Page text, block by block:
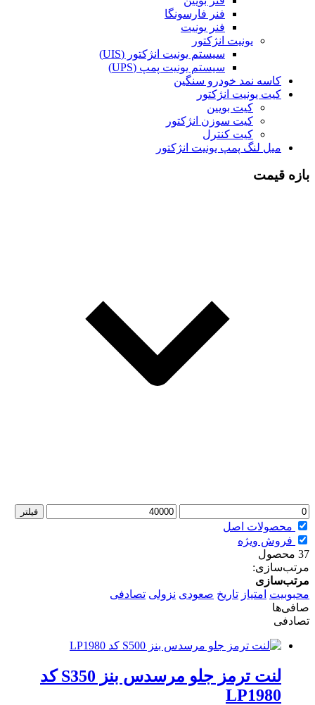
فنر فارسونگا
فنر یونیت
یونیت انژکتور
سیستم یونیت انژکتور (UIS)
سیستم یونیت پمپ (UPS)
کاسه نمد خودرو سنگین
کیت یونیت انژکتور
کیت بویین
کیت سوزن انژکتور
کیت کنترل
میل لنگ پمپ یونیت انژکتور
بازه قیمت
حداقل
قیمت
حداکثر
فیلتر
محصولات اصل
فروش ویژه
37 محصول
مرتب‌سازی:
مرتب‌سازی
محبوبیت امتیاز تاریخ صعودی نزولی تصادفی
صافی‌ها
تصادفی
لنت ترمز جلو مرسدس بنز S350 کد
LP1980